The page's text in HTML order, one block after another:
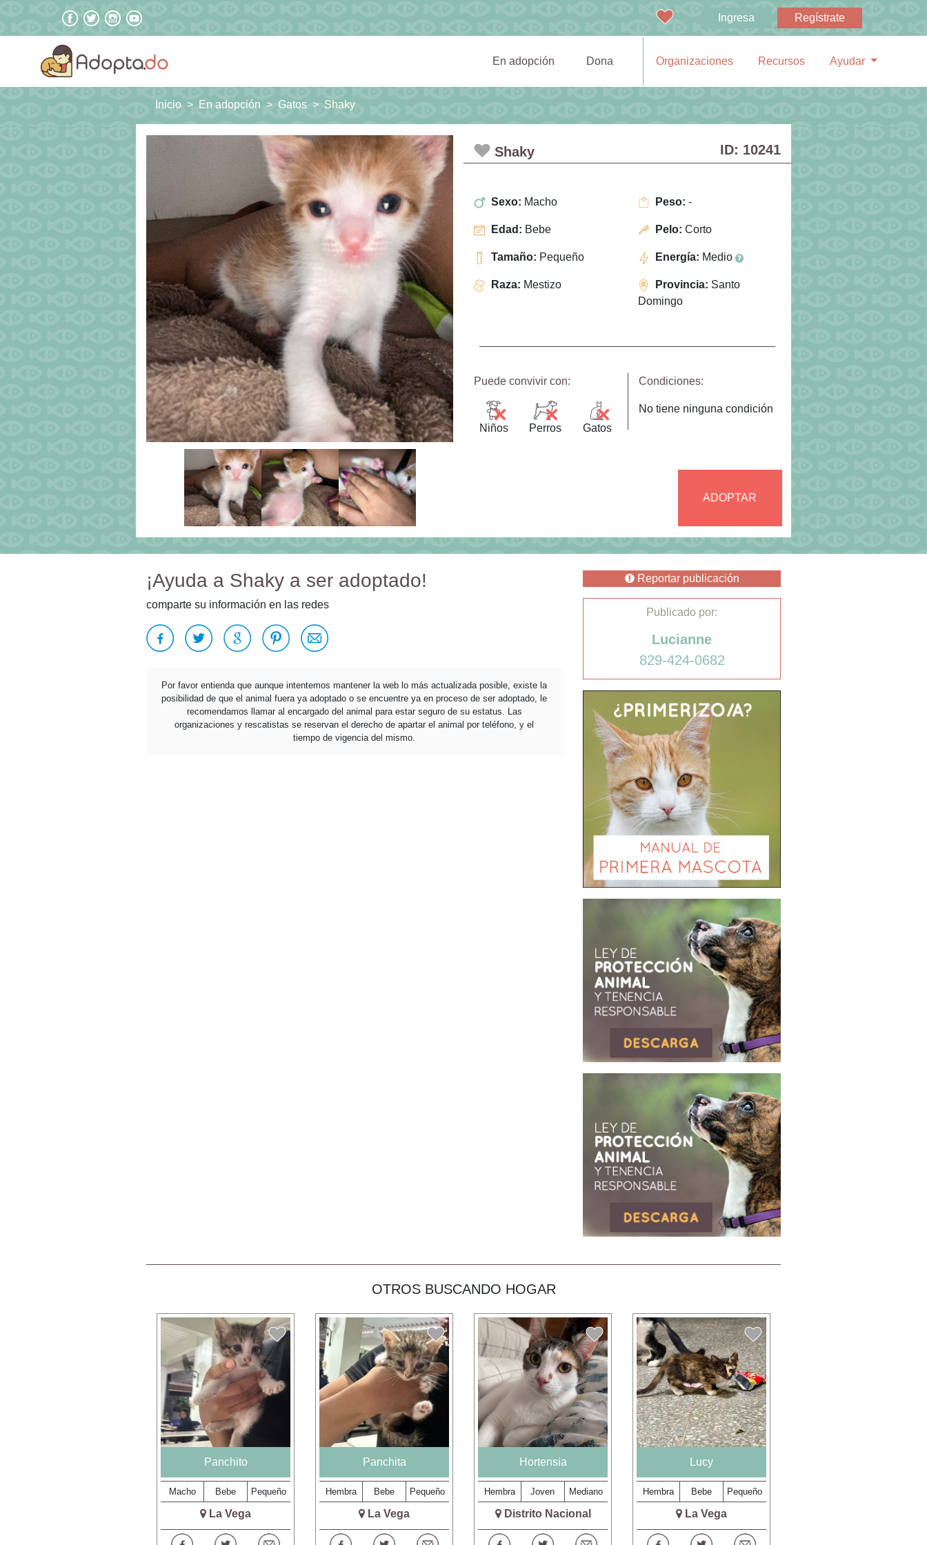
Ingresa Regístrate
En adopción (current)Dona Organizaciones Recursos Ayudar
Inicio En adopción Gatos Shaky
Shaky ID: 10241
Sexo: Macho
Edad: Bebe
Tamaño: Pequeño
Raza: Mestizo
Peso: -
Pelo: Corto
Energía: Medio
Provincia: Santo
Domingo
Puede convivir con:
Niños Perros Gatos
Condiciones:
No tiene ninguna condición
ADOPTAR
¡Ayuda a Shaky a ser adoptado!
comparte su información en las redes
Por favor entienda que aunque intentemos mantener la web lo más actualizada posible, existe la
posibilidad de que el animal fuera ya adoptado o se encuentre ya en proceso de ser adoptado, le
recomendamos llamar al encargado del animal para estar seguro de su estatus. Las
organizaciones y rescatistas se reservan el derecho de apartar el animal por teléfono, y el
tiempo de vigencia del mismo.
Reportar publicación
Publicado por:
Lucianne
829-424-0682
OTROS BUSCANDO HOGAR
Panchito
Macho Bebe Pequeño
La Vega
Panchita
Hembra Bebe Pequeño
La Vega
Hortensia
Hembra Joven Mediano
Distrito Nacional
Lucy
Hembra Bebe Pequeño
La Vega